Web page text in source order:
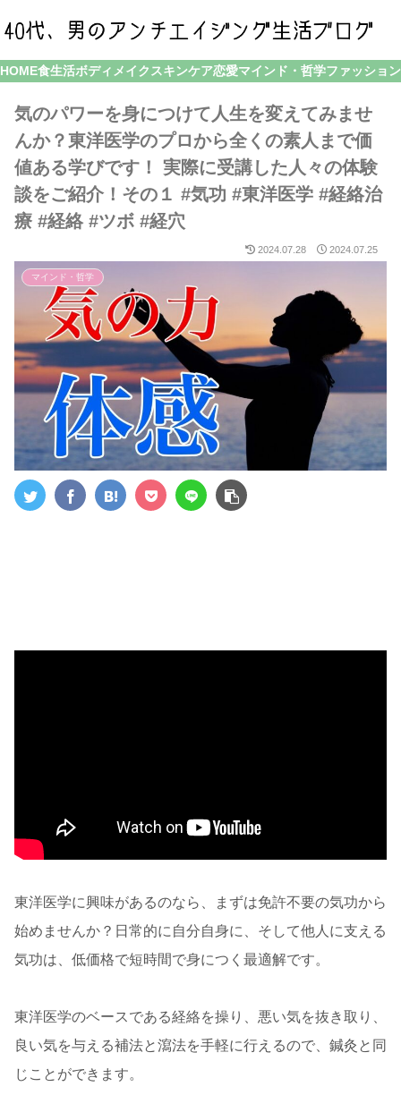
HOME食生活ボディメイク スキンケア恋愛マインド・哲学ファッション
気のパワーを身につけて人生を変えてみませ
んか？東洋医学のプロから全くの素人まで価
値ある学びです！ 実際に受講した人々の体験
談をご紹介！その１ #気功 #東洋医学 #経絡治
療 #経絡 #ツボ #経穴
2024.07.28 2024.07.25
マインド・哲学
東洋医学に興味があるのなら、まずは免許不要の気功から
始めませんか？日常的に自分自身に、そして他人に支える
気功は、低価格で短時間で身につく最適解です。
東洋医学のベースである経絡を操り、悪い気を抜き取り、
良い気を与える補法と瀉法を手軽に行えるので、鍼灸と同
じことができます。